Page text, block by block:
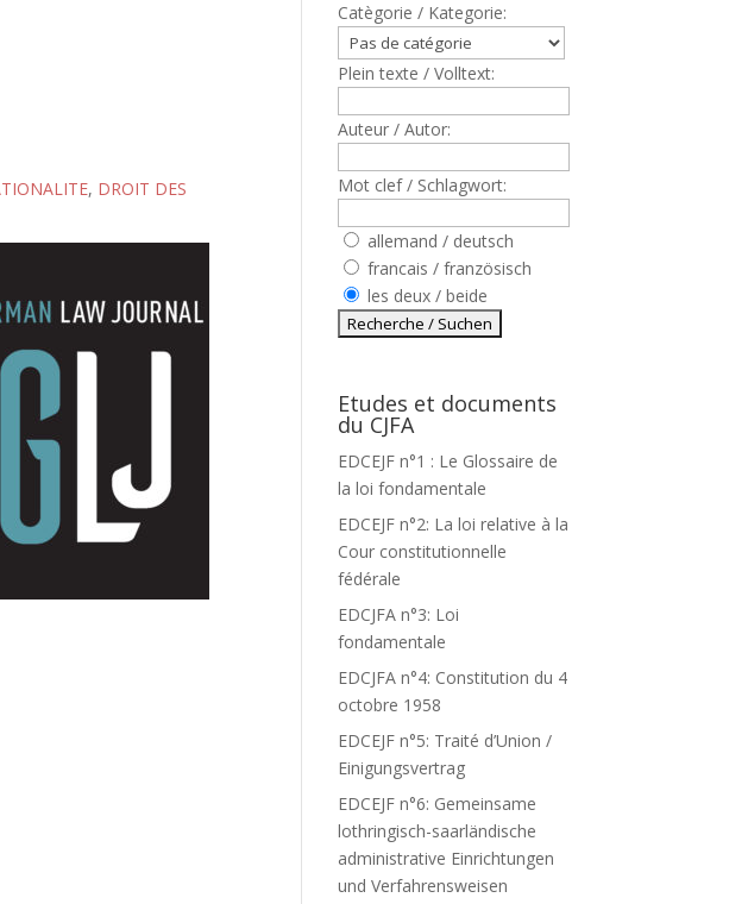
, DROIT DES
Catègorie / Kategorie:
Plein texte / Volltext:
Auteur / Autor:
Mot clef / Schlagwort:
allemand / deutsch
francais / französisch
les deux / beide
Etudes et documents
du CJFA
EDCEJF n°1 : Le Glossaire de
la loi fondamentale
EDCEJF n°2: La loi relative à la
Cour constitutionnelle
fédérale
EDCJFA n°3: Loi
fondamentale
EDCJFA n°4: Constitution du 4
octobre 1958
EDCEJF n°5: Traité d’Union /
Einigungsvertrag
EDCEJF n°6: Gemeinsame
lothringisch-saarländische
administrative Einrichtungen
und Verfahrensweisen